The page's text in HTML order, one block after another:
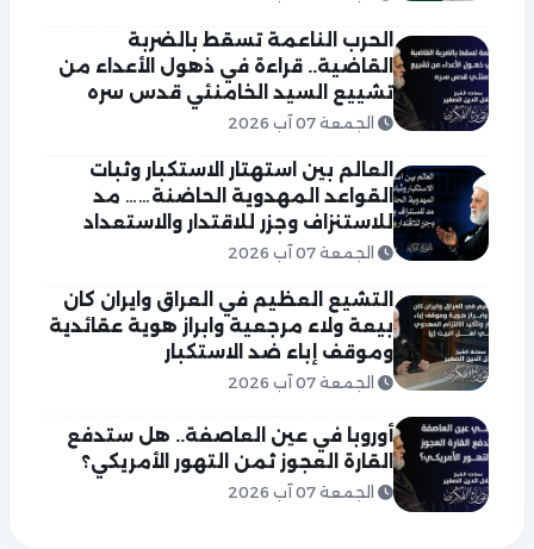
الحرب الناعمة تسقط بالضربة
القاضية.. قراءة في ذهول الأعداء من
تشييع السيد الخامنئي قدس سره
الجمعة 07 آب 2026
العالم بين استهتار الاستكبار وثبات
القواعد المهدوية الحاضنة…… مد
للاستنزاف وجزر للاقتدار والاستعداد
الجمعة 07 آب 2026
التشيع العظيم في العراق وايران كان
بيعة ولاء مرجعية وابراز هوية عقائدية
وموقف إباء ضد الاستكبار
الجمعة 07 آب 2026
أوروبا في عين العاصفة.. هل ستدفع
القارة العجوز ثمن التهور الأمريكي؟
الجمعة 07 آب 2026